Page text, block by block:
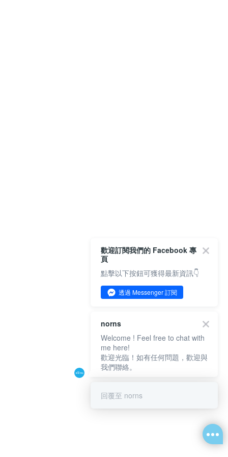
歡迎訂閱我們的 Facebook 專
頁
點擊以下按鈕可獲得最新資訊👇
透過 Messenger 訂閱
norns
Welcome ! Feel free to chat with
me here!
歡迎光臨！如有任何問題，歡迎與
我們聯絡。
回覆至 norns